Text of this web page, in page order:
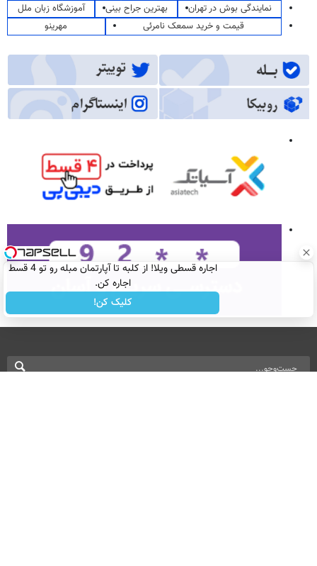
نمایندگی بوش در تهران
بهترین جراح بینی
آموزشگاه زبان ملل
قیمت و خرید سمعک نامرئی
مهرینو
اجاره‌ قسطی ویلا! از کلبه تا آپارتمان مبله رو تو 4 قسط
اجاره کن.
کلیک کن!